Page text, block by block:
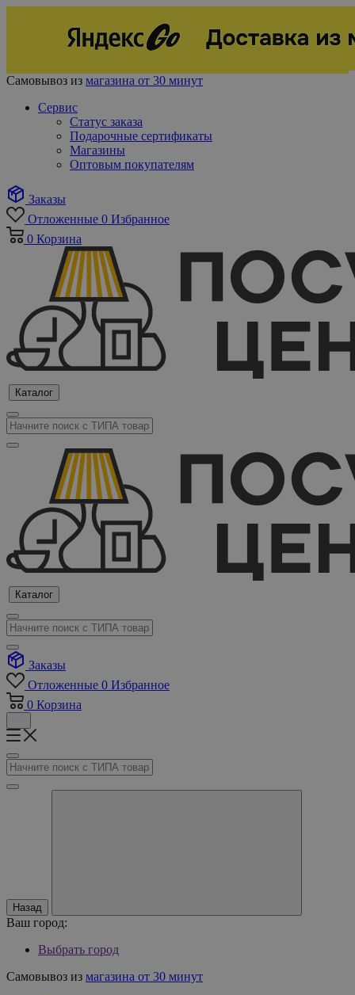
Самовывоз из магазина от 30 минут
Сервис
Статус заказа
Подарочные сертификаты
Магазины
Оптовым покупателям
Заказы
Отложенные 0 Избранное
0 Корзина
Каталог
Каталог
Заказы
Отложенные 0 Избранное
0 Корзина
Назад
Ваш город:
Выбрать город
Самовывоз из магазина от 30 минут